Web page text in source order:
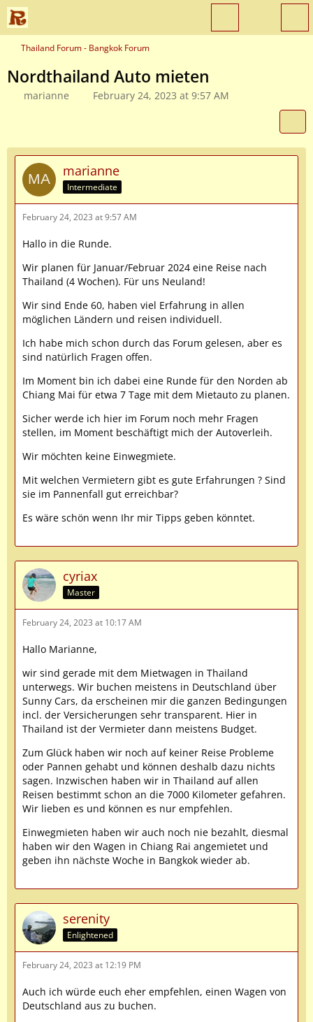
Thailand Forum - Bangkok Forum
Nordthailand Auto mieten
marianne February 24, 2023 at 9:57 AM
marianne
Intermediate
February 24, 2023 at 9:57 AM
Hallo in die Runde.
Wir planen für Januar/Februar 2024 eine Reise nach
Thailand (4 Wochen). Für uns Neuland!
Wir sind Ende 60, haben viel Erfahrung in allen
möglichen Ländern und reisen individuell.
Ich habe mich schon durch das Forum gelesen, aber es
sind natürlich Fragen offen.
Im Moment bin ich dabei eine Runde für den Norden ab
Chiang Mai für etwa 7 Tage mit dem Mietauto zu planen.
Sicher werde ich hier im Forum noch mehr Fragen
stellen, im Moment beschäftigt mich der Autoverleih.
Wir möchten keine Einwegmiete.
Mit welchen Vermietern gibt es gute Erfahrungen ? Sind
sie im Pannenfall gut erreichbar?
Es wäre schön wenn Ihr mir Tipps geben könntet.
cyriax
Master
February 24, 2023 at 10:17 AM
Hallo Marianne,
wir sind gerade mit dem Mietwagen in Thailand
unterwegs. Wir buchen meistens in Deutschland über
Sunny Cars, da erscheinen mir die ganzen Bedingungen
incl. der Versicherungen sehr transparent. Hier in
Thailand ist der Vermieter dann meistens Budget.
Zum Glück haben wir noch auf keiner Reise Probleme
oder Pannen gehabt und können deshalb dazu nichts
sagen. Inzwischen haben wir in Thailand auf allen
Reisen bestimmt schon an die 7000 Kilometer gefahren.
Wir lieben es und können es nur empfehlen.
Einwegmieten haben wir auch noch nie bezahlt, diesmal
haben wir den Wagen in Chiang Rai angemietet und
geben ihn nächste Woche in Bangkok wieder ab.
serenity
Enlightened
February 24, 2023 at 12:19 PM
Auch ich würde euch eher empfehlen, einen Wagen von
Deutschland aus zu buchen.